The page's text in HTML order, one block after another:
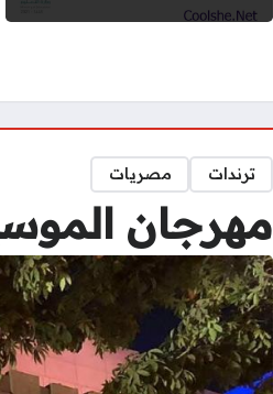
ترندات مصريات
مهرجان